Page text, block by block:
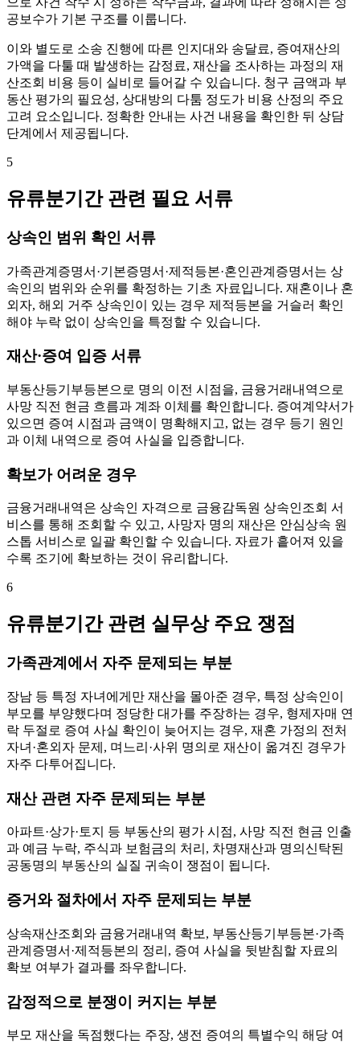
공보수가 기본 구조를 이룹니다.
이와 별도로 소송 진행에 따른 인지대와 송달료, 증여재산의
가액을 다툴 때 발생하는 감정료, 재산을 조사하는 과정의 재
산조회 비용 등이 실비로 들어갈 수 있습니다. 청구 금액과 부
동산 평가의 필요성, 상대방의 다툼 정도가 비용 산정의 주요
고려 요소입니다. 정확한 안내는 사건 내용을 확인한 뒤 상담
단계에서 제공됩니다.
5
유류분기간 관련 필요 서류
상속인 범위 확인 서류
가족관계증명서·기본증명서·제적등본·혼인관계증명서는 상
속인의 범위와 순위를 확정하는 기초 자료입니다. 재혼이나 혼
외자, 해외 거주 상속인이 있는 경우 제적등본을 거슬러 확인
해야 누락 없이 상속인을 특정할 수 있습니다.
재산·증여 입증 서류
부동산등기부등본으로 명의 이전 시점을, 금융거래내역으로
사망 직전 현금 흐름과 계좌 이체를 확인합니다. 증여계약서가
있으면 증여 시점과 금액이 명확해지고, 없는 경우 등기 원인
과 이체 내역으로 증여 사실을 입증합니다.
확보가 어려운 경우
금융거래내역은 상속인 자격으로 금융감독원 상속인조회 서
비스를 통해 조회할 수 있고, 사망자 명의 재산은 안심상속 원
스톱 서비스로 일괄 확인할 수 있습니다. 자료가 흩어져 있을
수록 조기에 확보하는 것이 유리합니다.
6
유류분기간 관련 실무상 주요 쟁점
가족관계에서 자주 문제되는 부분
장남 등 특정 자녀에게만 재산을 몰아준 경우, 특정 상속인이
부모를 부양했다며 정당한 대가를 주장하는 경우, 형제자매 연
락 두절로 증여 사실 확인이 늦어지는 경우, 재혼 가정의 전처
자녀·혼외자 문제, 며느리·사위 명의로 재산이 옮겨진 경우가
자주 다투어집니다.
재산 관련 자주 문제되는 부분
아파트·상가·토지 등 부동산의 평가 시점, 사망 직전 현금 인출
과 예금 누락, 주식과 보험금의 처리, 차명재산과 명의신탁된
공동명의 부동산의 실질 귀속이 쟁점이 됩니다.
증거와 절차에서 자주 문제되는 부분
상속재산조회와 금융거래내역 확보, 부동산등기부등본·가족
관계증명서·제적등본의 정리, 증여 사실을 뒷받침할 자료의
확보 여부가 결과를 좌우합니다.
감정적으로 분쟁이 커지는 부분
부모 재산을 독점했다는 주장, 생전 증여의 특별수익 해당 여